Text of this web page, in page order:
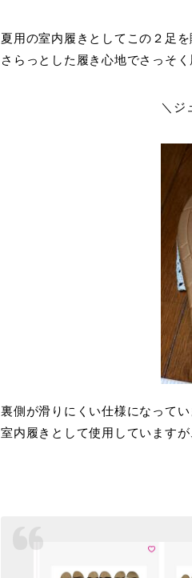
夏用の室内履きとしてこの２足を
さらっとした履き心地でさっそ
＼ジ
裏側が滑りにくい仕様になってい
室内履きとして使用しています